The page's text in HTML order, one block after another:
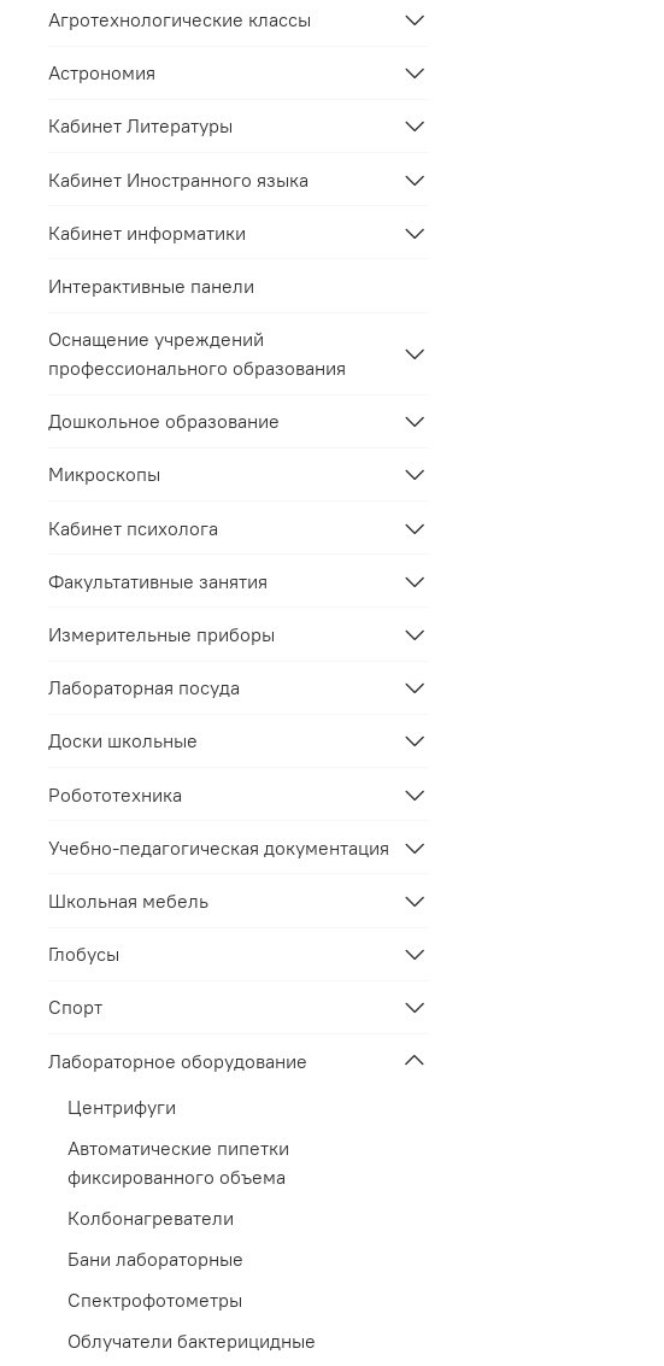
Агротехнологические классы
Астрономия
Кабинет Литературы
Кабинет Иностранного языка
Кабинет информатики
Интерактивные панели
Оснащение учреждений
профессионального образования
Дошкольное образование
Микроскопы
Кабинет психолога
Факультативные занятия
Измерительные приборы
Лабораторная посуда
Доски школьные
Робототехника
Учебно-педагогическая документация
Школьная мебель
Глобусы
Спорт
Лабораторное оборудование
Центрифуги
Автоматические пипетки
фиксированного объема
Колбонагреватели
Бани лабораторные
Спектрофотометры
Облучатели бактерицидные